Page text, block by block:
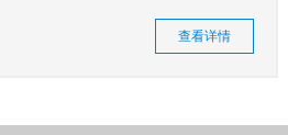
查看详情